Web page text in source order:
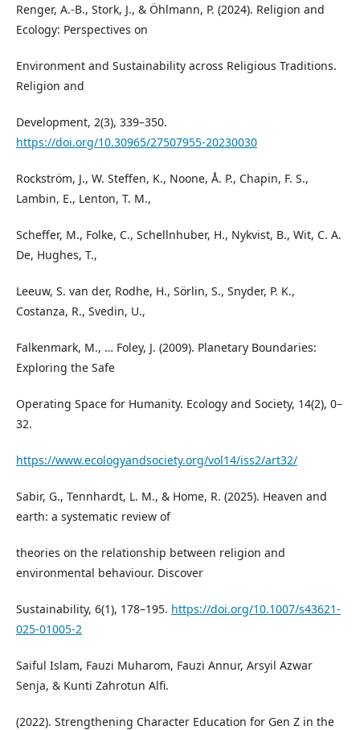
Renger, A.-B., Stork, J., & Öhlmann, P. (2024). Religion and
Ecology: Perspectives on
Environment and Sustainability across Religious Traditions.
Religion and
Development, 2(3), 339–350.
https://doi.org/10.30965/27507955-20230030
Rockström, J., W. Steffen, K., Noone, Å. P., Chapin, F. S.,
Lambin, E., Lenton, T. M.,
Scheffer, M., Folke, C., Schellnhuber, H., Nykvist, B., Wit, C. A.
De, Hughes, T.,
Leeuw, S. van der, Rodhe, H., Sörlin, S., Snyder, P. K.,
Costanza, R., Svedin, U.,
Falkenmark, M., … Foley, J. (2009). Planetary Boundaries:
Exploring the Safe
Operating Space for Humanity. Ecology and Society, 14(2), 0–
32.
https://www.ecologyandsociety.org/vol14/iss2/art32/
Sabir, G., Tennhardt, L. M., & Home, R. (2025). Heaven and
earth: a systematic review of
theories on the relationship between religion and
environmental behaviour. Discover
Sustainability, 6(1), 178–195. https://doi.org/10.1007/s43621-
025-01005-2
Saiful Islam, Fauzi Muharom, Fauzi Annur, Arsyil Azwar
Senja, & Kunti Zahrotun Alfi.
(2022). Strengthening Character Education for Gen Z in the